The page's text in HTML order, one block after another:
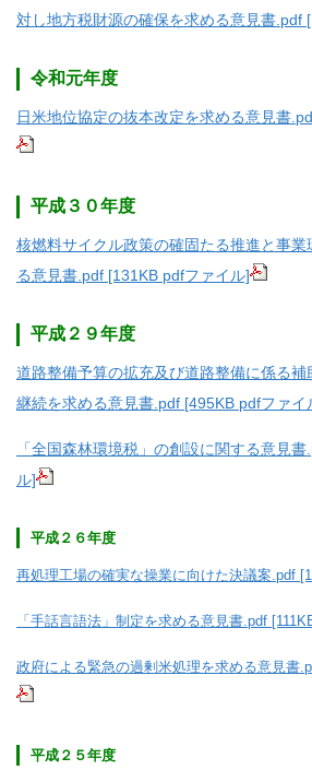
対し地方税財源の確保を求める意見書.pdf
令和元年度
日米地位協定の抜本改定を求める意見書
平成３０年度
核燃料サイクル政策の確固たる推進と事
る意見書.pdf [131KB pdfファイル]
平成２９年度
道路整備予算の拡充及び道路整備に係る
継続を求める意見書.pdf [495KB pdfファイ
「全国森林環境税」の創設に関する意見
ル]
平成２６年度
再処理工場の確実な操業に向けた決議案.pdf
「手話言語法」制定を求める意見書.pdf
政府による緊急の過剰米処理を求める意見書
平成２５年度